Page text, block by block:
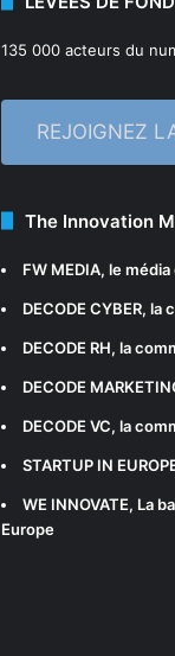
135 000 acteurs du
REJOIGNEZ
The Innovation
FW MEDIA, le
DECODE CYBER, la
DECODE RH, la
DECODE
DECODE VC, la
STARTUP IN
WE INNOVATE, La
Europe